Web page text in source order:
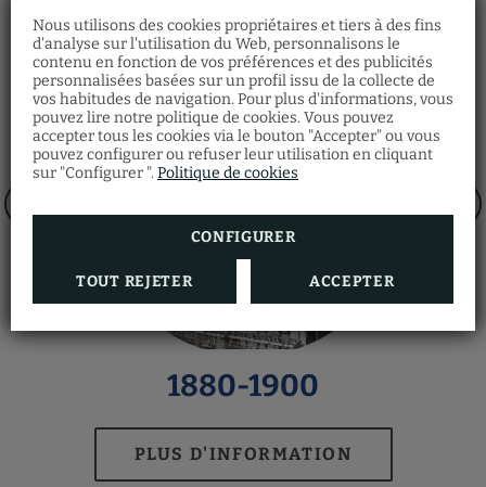
Nous utilisons des cookies propriétaires et tiers à des fins
d'analyse sur l'utilisation du Web, personnalisons le
contenu en fonction de vos préférences et des publicités
personnalisées basées sur un profil issu de la collecte de
vos habitudes de navigation. Pour plus d'informations, vous
pouvez lire notre politique de cookies. Vous pouvez
accepter tous les cookies via le bouton "Accepter" ou vous
pouvez configurer ou refuser leur utilisation en cliquant
sur "Configurer ". Politique de cookies
CONFIGURER
TOUT REJETER ACCEPTER
1880-1900
PLUS D'INFORMATION
Avis concernant l'accès
à l'hôtel
Nous vous informons que l'hôtel est situé dans
la rue piétonne de Santa Catarina, et l'accès en
voiture est restreint.
d'immatriculation du véhicule 30 minutes avant
l'enregistrement.
Demi-Pension
Faites votre réservation et ne manquez pas
notre offre en Demi-Pension!
Menu:
Entrée, plat principal et dessert.
Boissons:
Eau filtrée, sélection de vin GHP, café.
Jusqu’à 2 ans gratuits, de 03 à 10 ans 50% de
réduction.